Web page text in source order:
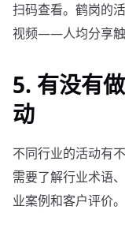
扫码查看。鹤岗的
视频——人均分享触
5. 有没有
动
不同行业的活动有
需要了解行业术语
业案例和客户评价。